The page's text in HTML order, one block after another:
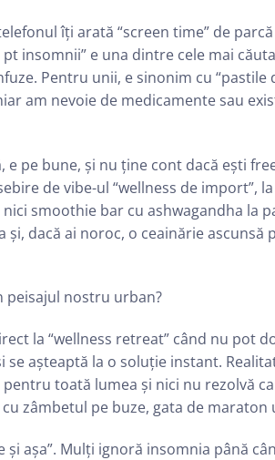
îți arată “screen time” de
insomnii” e una dintre cele mai
Pentru unii, e sinonim cu “pastile
am nevoie de medicamente sau
pe bune, și nu ține cont dacă ești
de vibe-ul “wellness de import”,
smoothie bar cu ashwagandha la
dacă ai noroc, o ceainărie ascunsă
peisajul nostru urban?
la “wellness retreat” când nu pot
așteaptă la o soluție instant.
toată lumea și nici nu rezolvă
zâmbetul pe buze, gata de maraton
așa”. Mulți ignoră insomnia până